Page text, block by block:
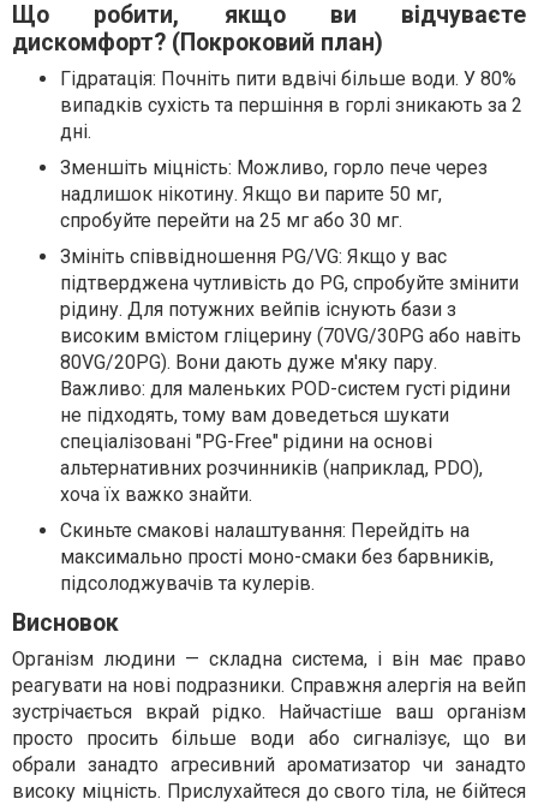
Що робити, якщо ви відчуваєте
дискомфорт? (Покроковий план)
Гідратація: Почніть пити вдвічі більше води. У 80%
випадків сухість та першіння в горлі зникають за 2
дні.
Зменшіть міцність: Можливо, горло пече через
надлишок нікотину. Якщо ви парите 50 мг,
спробуйте перейти на 25 мг або 30 мг.
Змініть співвідношення PG/VG: Якщо у вас
підтверджена чутливість до PG, спробуйте змінити
рідину. Для потужних вейпів існують бази з
високим вмістом гліцерину (70VG/30PG або навіть
80VG/20PG). Вони дають дуже м'яку пару.
Важливо: для маленьких POD-систем густі рідини
не підходять, тому вам доведеться шукати
спеціалізовані "PG-Free" рідини на основі
альтернативних розчинників (наприклад, PDO),
хоча їх важко знайти.
Скиньте смакові налаштування: Перейдіть на
максимально прості моно-смаки без барвників,
підсолоджувачів та кулерів.
Висновок
Організм людини — складна система, і він має право
реагувати на нові подразники. Справжня алергія на вейп
зустрічається вкрай рідко. Найчастіше ваш організм
просто просить більше води або сигналізує, що ви
обрали занадто агресивний ароматизатор чи занадто
високу міцність. Прислухайтеся до свого тіла, не бійтеся